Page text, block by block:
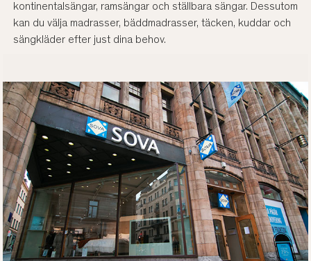
kontinentalsängar, ramsängar och ställbara sängar. Dessutom
kan du välja madrasser, bäddmadrasser, täcken, kuddar och
sängkläder efter just dina behov.